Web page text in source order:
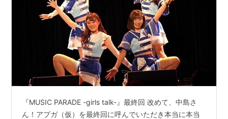
『MUSIC PARADE -girls talk-』最終回 改めて、中島さ
ん！アプガ（仮）を最終回に呼んでいただき本当に本当